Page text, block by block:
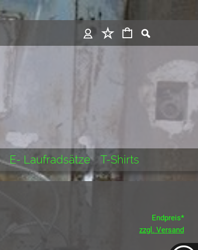
E- Laufradsätze T-Shirts
Endpreis*
zzgl. Versand